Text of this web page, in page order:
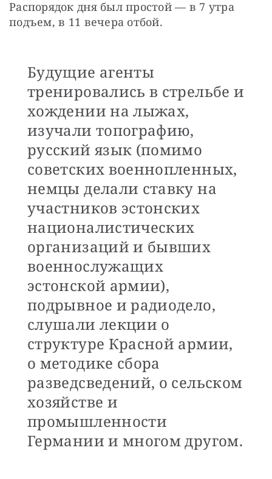
Распорядок дня был простой — в 7 утра
подъем, в 11 вечера отбой.
Будущие агенты
тренировались в стрельбе и
хождении на лыжах,
изучали топографию,
русский язык (помимо
советских военнопленных,
немцы делали ставку на
участников эстонских
националистических
организаций и бывших
военнослужащих
эстонской армии),
подрывное и радиодело,
слушали лекции о
структуре Красной армии,
о методике сбора
разведсведений, о сельском
хозяйстве и
промышленности
Германии и многом другом.